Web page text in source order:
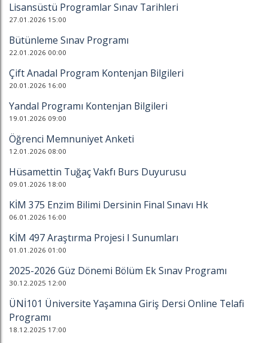
Lisansüstü Programlar Sınav Tarihleri
27.01.2026 15:00
Bütünleme Sınav Programı
22.01.2026 00:00
Çift Anadal Program Kontenjan Bilgileri
20.01.2026 16:00
Yandal Programı Kontenjan Bilgileri
19.01.2026 09:00
Öğrenci Memnuniyet Anketi
12.01.2026 08:00
Hüsamettin Tuğaç Vakfı Burs Duyurusu
09.01.2026 18:00
KİM 375 Enzim Bilimi Dersinin Final Sınavı Hk
06.01.2026 16:00
KİM 497 Araştırma Projesi I Sunumları
01.01.2026 01:00
2025-2026 Güz Dönemi Bölüm Ek Sınav Programı
30.12.2025 12:00
ÜNİ101 Üniversite Yaşamına Giriş Dersi Online Telafi
Programı
18.12.2025 17:00